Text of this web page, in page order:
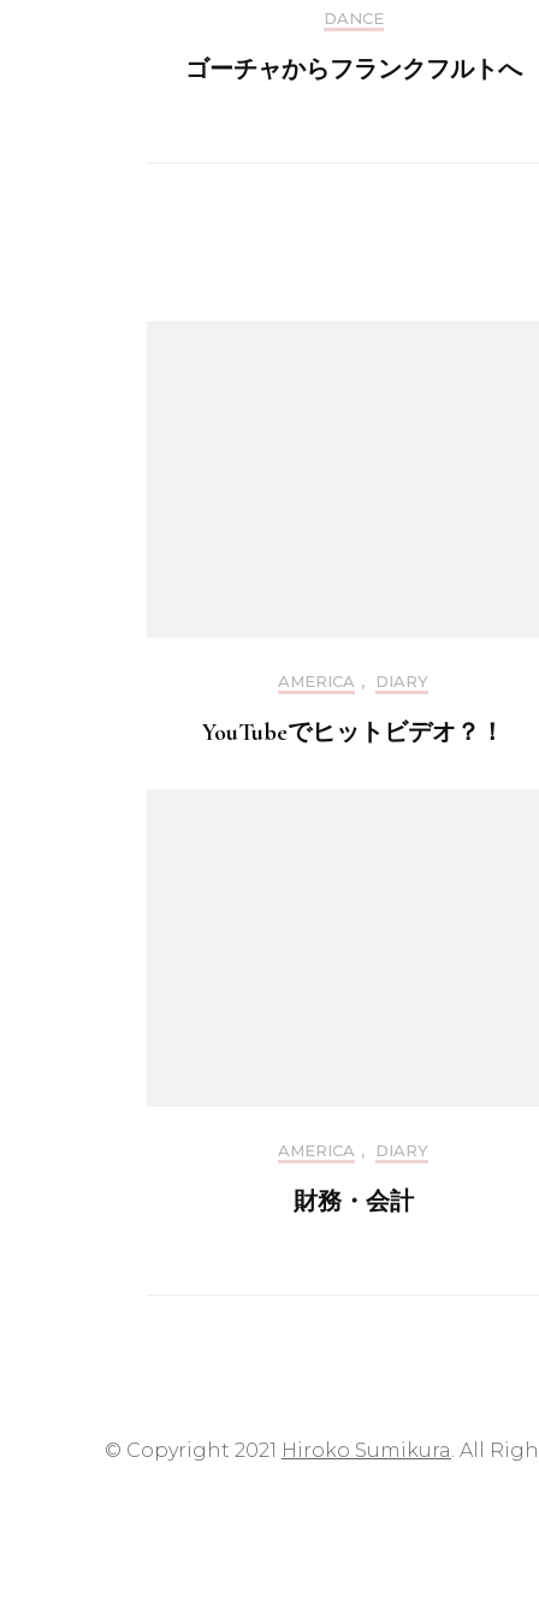
DANCE
ゴーチャからフランクフルトへ
AMERICA , DIARY
YouTubeでヒットビデオ？！
AMERICA , DIARY
財務・会計
© Copyright 2021 Hiroko Sumikura. All